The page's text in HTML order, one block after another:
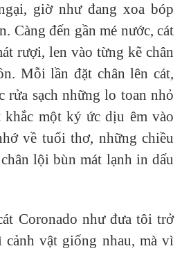
giờ như đang xoa bóp
Càng đến gần mé nước, cát
rượi, len vào từng kẽ chân
Mỗi lần đặt chân lên cát,
rửa sạch những lo toan nhỏ
khắc một ký ức dịu êm vào
về tuổi thơ, những chiều
lội bùn mát lạnh in dấu
Coronado như đưa tôi trở
vật giống nhau, mà vì